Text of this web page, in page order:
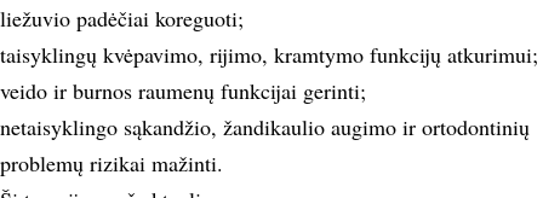
liežuvio padėčiai koreguoti;
taisyklingų kvėpavimo, rijimo, kramtymo funkcijų atkurimui;
veido ir burnos raumenų funkcijai gerinti;
netaisyklingo sąkandžio, žandikaulio augimo ir ortodontinių
problemų rizikai mažinti.